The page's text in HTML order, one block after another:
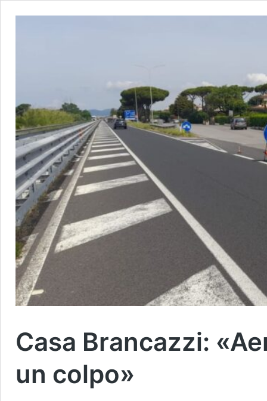
Casa Brancazzi:
un colpo»